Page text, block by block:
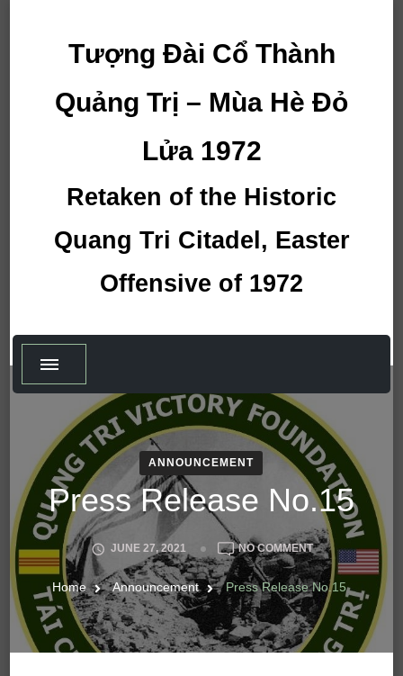
Tượng Đài Cổ Thành
Quảng Trị – Mùa Hè Đỏ
Lửa 1972
Retaken of the Historic
Quang Tri Citadel, Easter
Offensive of 1972
ANNOUNCEMENT
Press Release No.15
JUNE 27, 2021 NO COMMENTON
PRESS
RELEASE
NO.15
Home Announcement Press Release No.15